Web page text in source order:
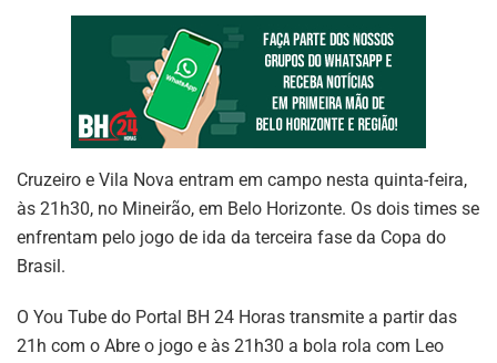
Cruzeiro e Vila Nova entram em campo nesta quinta-feira,
às 21h30, no Mineirão, em Belo Horizonte. Os dois times se
enfrentam pelo jogo de ida da terceira fase da Copa do
Brasil.
O You Tube do Portal BH 24 Horas transmite a partir das
21h com o Abre o jogo e às 21h30 a bola rola com Leo